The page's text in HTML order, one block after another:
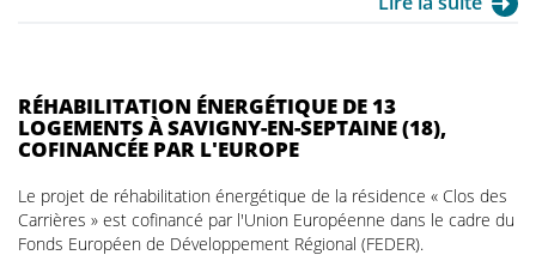
RÉHABILITATION ÉNERGÉTIQUE DE 13
LOGEMENTS À SAVIGNY-EN-SEPTAINE (18),
COFINANCÉE PAR L'EUROPE
Le projet de réhabilitation énergétique de la résidence « Clos des
Carrières » est cofinancé par l'Union Européenne dans le cadre du
Fonds Européen de Développement Régional (FEDER).